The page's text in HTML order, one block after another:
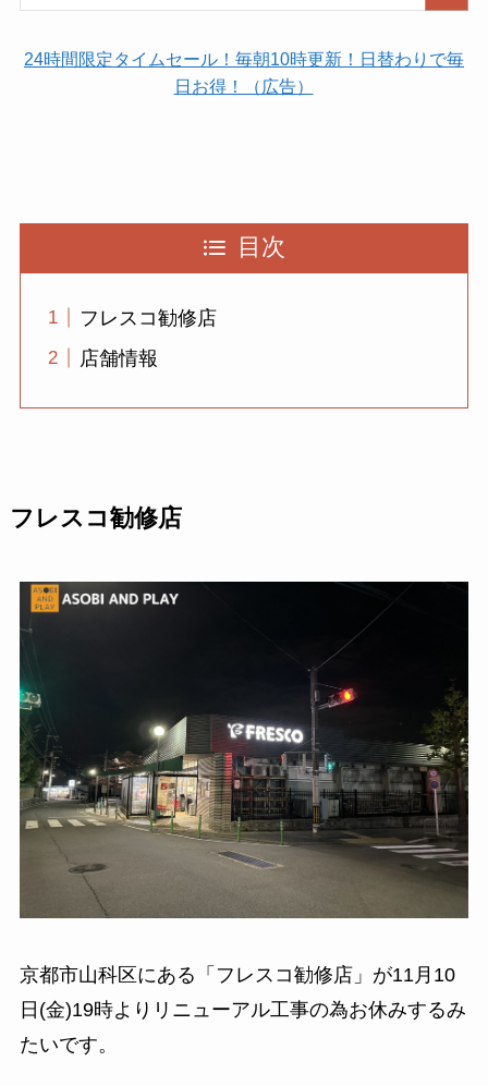
24時間限定タイムセール！毎朝10時更新！日替わりで毎
日お得！（広告）
目次
フレスコ勧修店
店舗情報
フレスコ勧修店
京都市山科区にある「フレスコ勧修店」が11月10
日(金)19時よりリニューアル工事の為お休みするみ
たいです。